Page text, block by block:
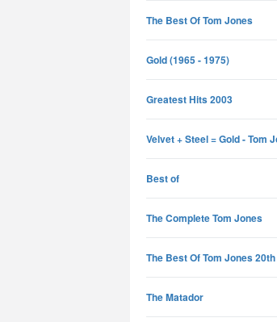
The Best Of Tom Jones
Gold (1965 - 1975)
Greatest Hits 2003
Velvet + Steel = Gold - Tom
Best of
The Complete Tom Jones
The Best Of Tom Jones
The Matador